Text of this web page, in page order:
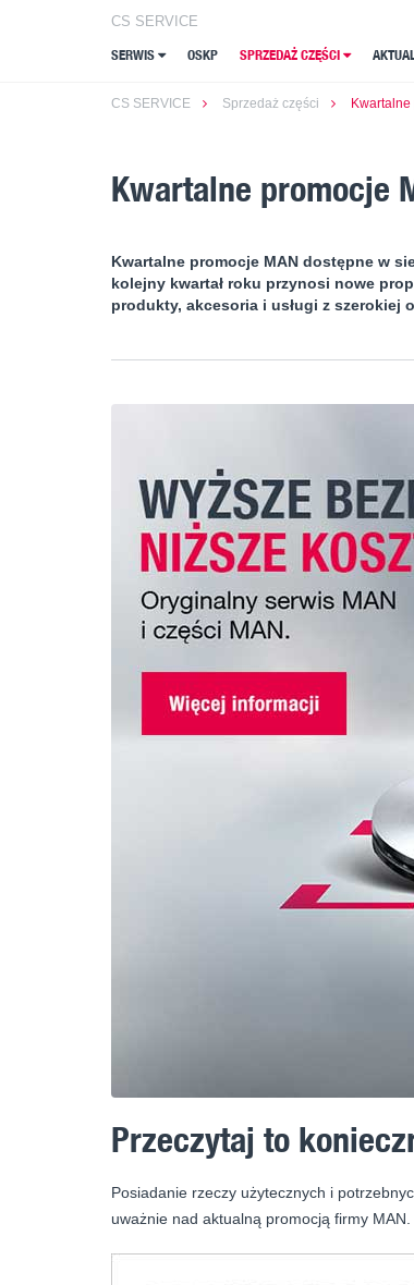
CS SERVICE
SERWIS OSKP SPRZEDAŻ CZĘŚCI
CS SERVICE
SERWIS OSKP SPRZEDAŻ CZĘŚCI
CS SERVICE Sprzedaż części
Kwartalne promocje
Kwartalne promocje MAN dostępne w
kolejny kwartał roku przynosi nowe
produkty, akcesoria i usługi z szerokiej
Przeczytaj to
Posiadanie rzeczy użytecznych i
uważnie nad aktualną promocją firmy